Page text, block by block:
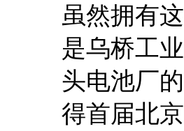
虽然拥有
是乌桥工
头电池厂
得首届北